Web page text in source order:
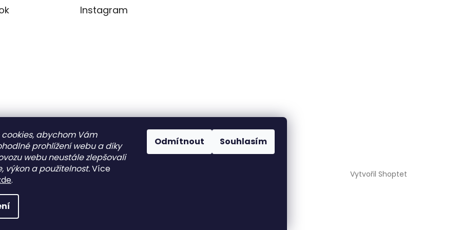
cookies, abychom Vám
prohlížení webu a díky
webu neustále zlepšovali
výkon a použitelnost.Více
.
Odmítnout Souhlasím
Instagram
Sledovat na
Instagramu
Vytvořil Shoptet